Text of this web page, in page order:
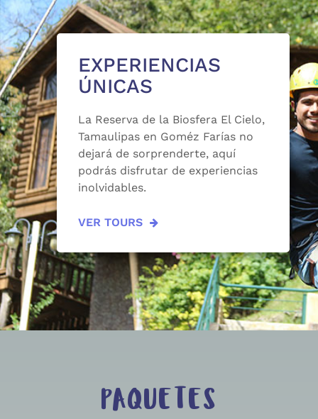
EXPERIENCIAS
ÚNICAS
La Reserva de la Biosfera El Cielo,
Tamaulipas en Goméz Farías no
dejará de sorprenderte, aquí
podrás disfrutar de experiencias
inolvidables.
VER TOURS
PAQUETES